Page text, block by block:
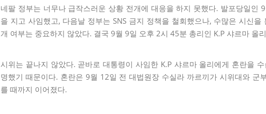
네팔 정부는 너무나 급작스러운 상황 전개에 대응을 하지 못했다. 발포당일인
을 지고 사임했고, 다음날 정부는 SNS 금지 정책을 철회했으나, 수많은 시신을
개 여부는 중요하지 않았다. 결국 9월 9일 오후 2시 45분 총리인 K.P 샤르마 올
시위는 끝나지 않았다. 곧바로 대통령이 사임한 K.P 샤르마 올리에게 혼란을
명했기 때문이다. 혼란은 9월 12일 전 대법원장 수실라 까르끼가 시위대와 군
를 때까지 이어졌다.